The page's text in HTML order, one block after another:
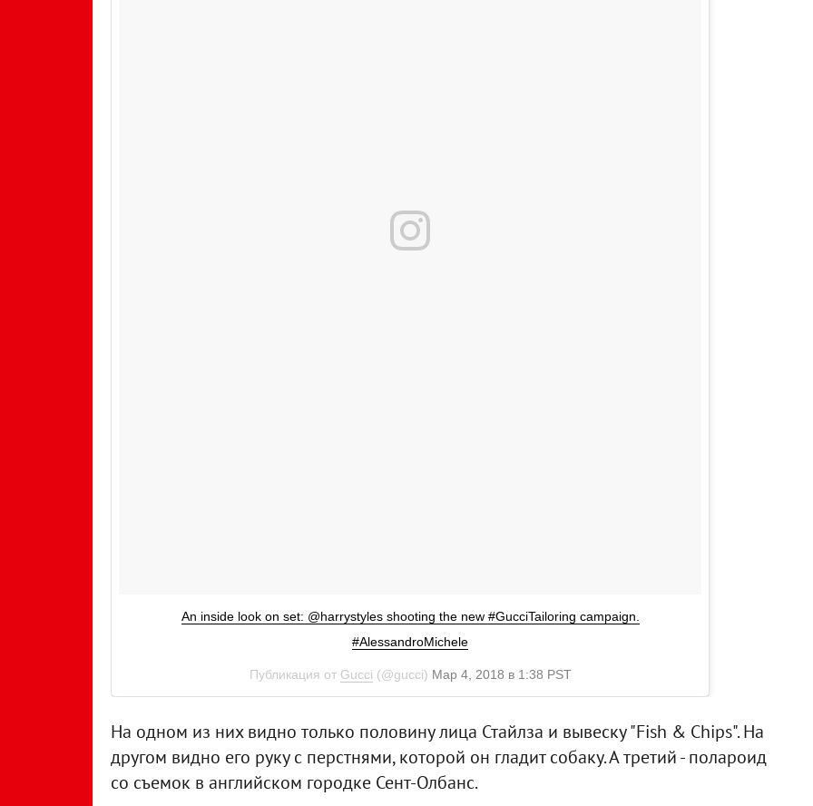
An inside look on set: @harrystyles shooting the new #GucciTailoring campaign.
#AlessandroMichele
Публикация от Gucci (@gucci) Мар 4, 2018 в 1:38 PST
На одном из них видно только половину лица Стайлза и вывеску "Fish & Chips". На
другом видно его руку с перстнями, которой он гладит собаку. А третий - полароид
со съемок в английском городке Сент-Олбанс.